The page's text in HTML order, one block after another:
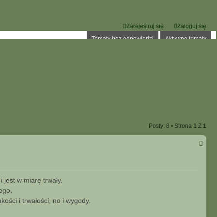
Zaloguj się
Zarejestruj się
Tematy bez odpowiedzi
Aktywne tematy
Posty: 8 • Strona 1 Z 1
w miarę trwały.
i trwałości, no i wygody.